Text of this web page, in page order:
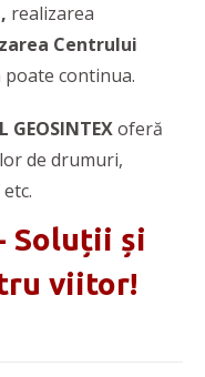
realizarea
Centrului
poate continua.
GEOSINTEXoferă
de drumuri,
Soluții și
viitor!